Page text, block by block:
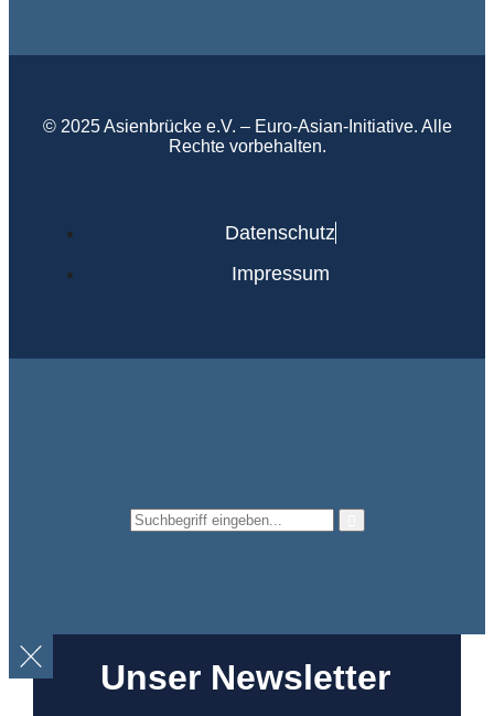
© 2025 Asienbrücke e.V. – Euro-Asian-Initiative. Alle
Rechte vorbehalten.
Datenschutz
Impressum
Unser Newsletter